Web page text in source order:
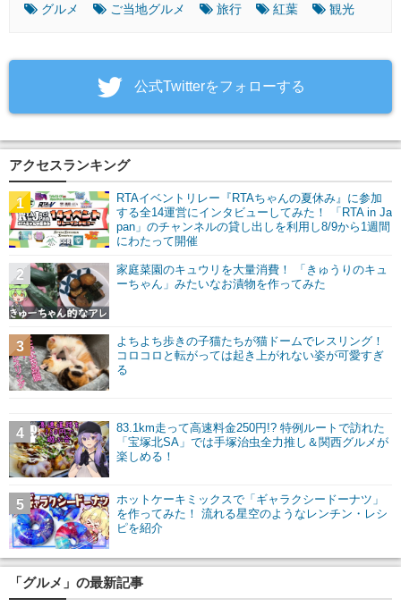
グルメ ご当地グルメ 旅行 紅葉 観光
‎公式Twitterをフォローする
アクセスランキング
RTAイベントリレー『RTAちゃんの夏休み』に参加
する全14運営にインタビューしてみた！ 「RTA in Ja
pan」のチャンネルの貸し出しを利用し8/9から1週間
にわたって開催
1
家庭菜園のキュウリを大量消費！ 「きゅうりのキュ
ーちゃん」みたいなお漬物を作ってみた
2
よちよち歩きの子猫たちが猫ドームでレスリング！
コロコロと転がっては起き上がれない姿が可愛すぎ
る
3
83.1km走って高速料金250円!? 特例ルートで訪れた
「宝塚北SA」では手塚治虫全力推し＆関西グルメが
楽しめる！
4
ホットケーキミックスで「ギャラクシードーナツ」
を作ってみた！ 流れる星空のようなレンチン・レシ
ピを紹介
5
「グルメ」の最新記事